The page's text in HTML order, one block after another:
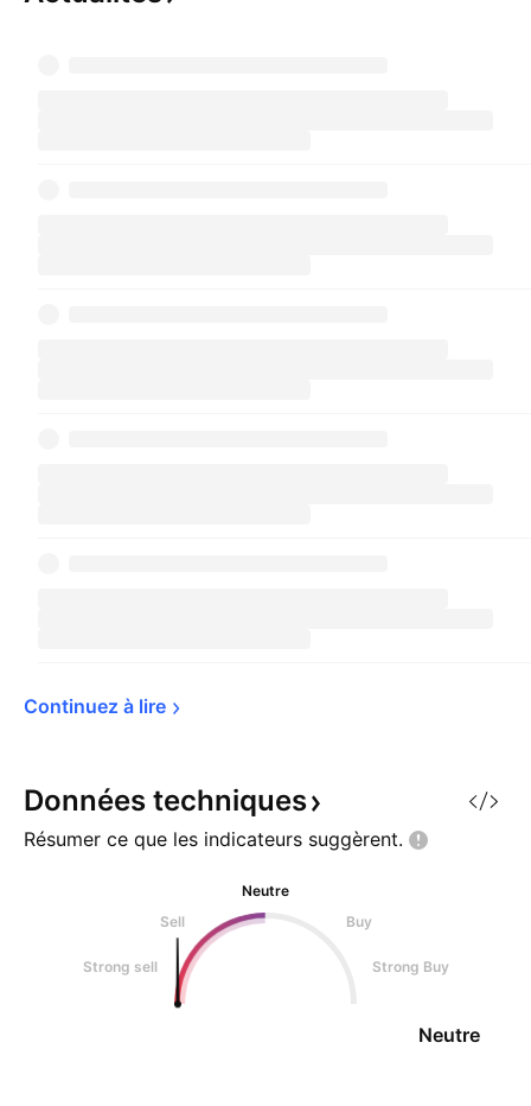
Continuez à lire
Données techniques
Résumer ce que les indicateurs suggèrent.
Neutre
Sell
Buy
Strong sell Strong Buy
Neutre